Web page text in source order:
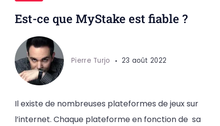
Est-ce que MyStake est fiable ?
Pierre Turjo 23 août 2022
Il existe de nombreuses plateformes de jeux sur
l’internet. Chaque plateforme en fonction de sa